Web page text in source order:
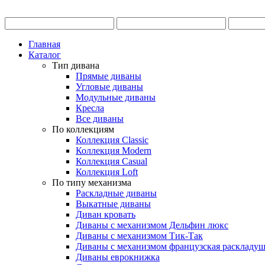
Главная
Каталог
Тип дивана
Прямые диваны
Угловые диваны
Модульные диваны
Кресла
Все диваны
По коллекциям
Коллекция Classic
Коллекция Modern
Коллекция Casual
Коллекция Loft
По типу механизма
Раскладные диваны
Выкатные диваны
Диван кровать
Диваны с механизмом Дельфин люкс
Диваны с механизмом Тик-Так
Диваны с механизмом французская
Диваны еврокнижка